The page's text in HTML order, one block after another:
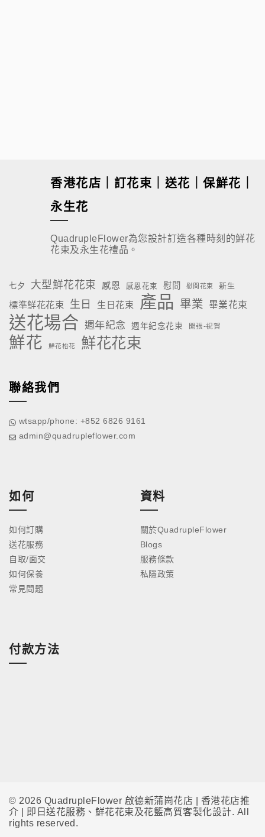
香港花店｜訂花束｜送花｜保鮮花｜
永生花
QuadrupleFlower為您設計訂造各種時刻的鮮花
花束及永生花禮品。
七夕 大型鮮花花束 感恩 感恩花束 慰問 慰問花束 新生
標準鮮花花束 生日 生日花束 產品 畢業 畢業花束
送花場合 週年紀念 週年紀念花束 開張-祝賀
鮮花 鮮花枱花 鮮花花束
聯絡我們
wtsapp/phone: +852 6826 9161
admin@quadrupleflower.com
如何
如何訂購
送花服務
自取/面交
如何保養
常見問題
資料
關於QuadrupleFlower
Blogs
服務條款
私隱政策
付款方法
© 2026 QuadrupleFlower 啟德新蒲崗花店 | 香港花店推
介 | 即日送花服務、鮮花花束及花籃高質客製化設計. All
rights reserved.